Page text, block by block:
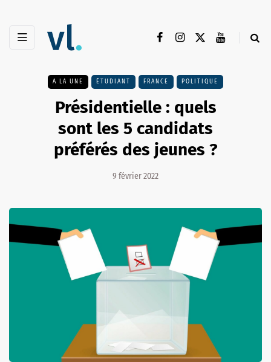
A LA UNE ÉTUDIANT FRANCE POLITIQUE
Présidentielle : quels
sont les 5 candidats
préférés des jeunes ?
9 février 2022